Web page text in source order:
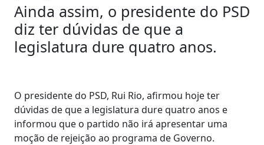
Ainda assim, o presidente do PSD
diz ter dúvidas de que a
legislatura dure quatro anos.
O presidente do PSD, Rui Rio, afirmou hoje ter
dúvidas de que a legislatura dure quatro anos e
informou que o partido não irá apresentar uma
moção de rejeição ao programa de Governo.